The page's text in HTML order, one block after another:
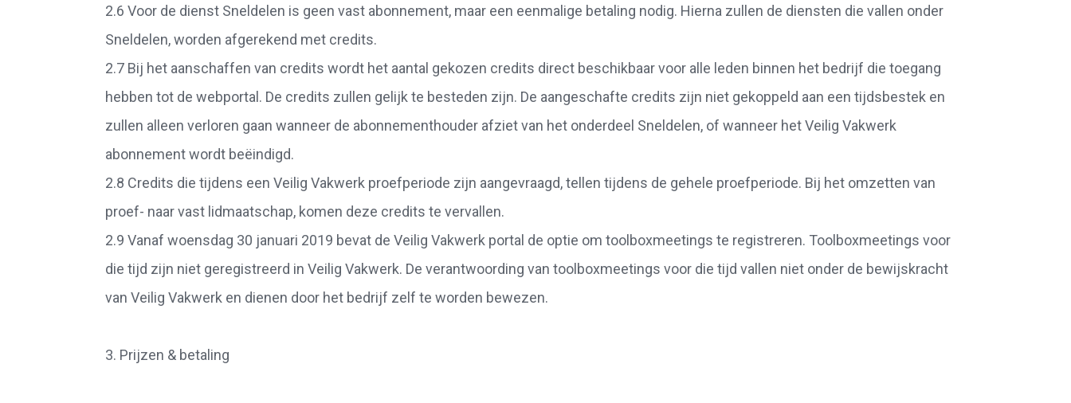
2.6 Voor de dienst Sneldelen is geen vast abonnement, maar een eenmalige betaling nodig. Hierna zullen de diensten die vallen onder
Sneldelen, worden afgerekend met credits.
2.7 Bij het aanschaffen van credits wordt het aantal gekozen credits direct beschikbaar voor alle leden binnen het bedrijf die toegang
hebben tot de webportal. De credits zullen gelijk te besteden zijn. De aangeschafte credits zijn niet gekoppeld aan een tijdsbestek en
zullen alleen verloren gaan wanneer de abonnementhouder afziet van het onderdeel Sneldelen, of wanneer het Veilig Vakwerk
abonnement wordt beëindigd.
2.8 Credits die tijdens een Veilig Vakwerk proefperiode zijn aangevraagd, tellen tijdens de gehele proefperiode. Bij het omzetten van
proef- naar vast lidmaatschap, komen deze credits te vervallen.
2.9 Vanaf woensdag 30 januari 2019 bevat de Veilig Vakwerk portal de optie om toolboxmeetings te registreren. Toolboxmeetings voor
die tijd zijn niet geregistreerd in Veilig Vakwerk. De verantwoording van toolboxmeetings voor die tijd vallen niet onder de bewijskracht
van Veilig Vakwerk en dienen door het bedrijf zelf te worden bewezen.
3. Prijzen & betaling